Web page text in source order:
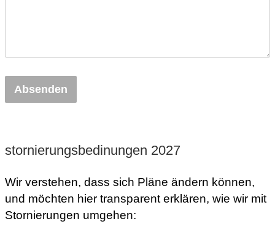
Absenden
stornierungsbedinungen 2027
Wir verstehen, dass sich Pläne ändern können,
und möchten hier transparent erklären, wie wir mit
Stornierungen umgehen: